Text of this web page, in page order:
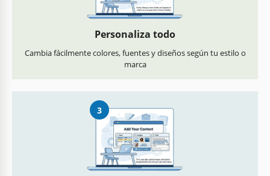
Personaliza todo
Cambia fácilmente colores, fuentes y diseños según tu estilo o
marca
3